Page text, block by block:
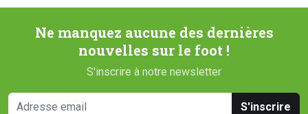
Ne manquez aucune des dernières
nouvelles sur le foot !
S'inscrire à notre newsletter
S'inscrire